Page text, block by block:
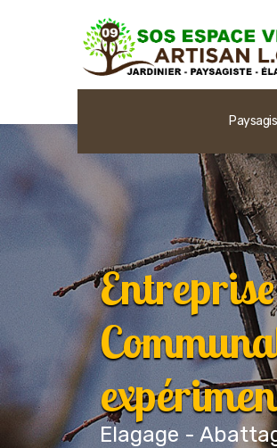
Elagage -